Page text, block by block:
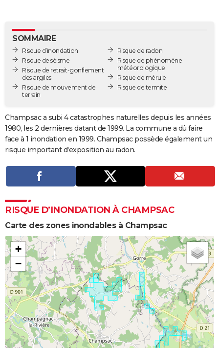
GUIDES D'ACHAT
BONS PLANS
CARTE DE VOEUX
Carte de Noël
Carte Bonne année
Carte Saint-Valentin
Carte Pâques
Carte d'anniversaire
DICTIONNAIRE
COPAINS D'AVANT
S'inscrire
Se connecter
Lycées
Collèges
Primaires
Universités
Entreprises
Service militaire
Avis de recherche
AVIS DE DÉCÈS
Bricolage
Lifestyle
Culture
Sport
Auto
Television
Voyage
Cinema
SOMMAIRE
Risque d’inondation
Risque de séisme
Risque de retrait-gonflement
des argiles
Risque de mouvement de
terrain
Risque de radon
Risque de phénomène
météorologique
Risque de mérule
Risque de termite
Champsac a subi 4 catastrophes naturelles depuis les années
1980, les 2 dernières datant de 1999. La commune a dû faire
face à 1 inondation en 1999. Champsac possède également un
risque important d'exposition au radon.
RISQUE D’INONDATION À CHAMPSAC
Carte des zones inondables à Champsac
+
−